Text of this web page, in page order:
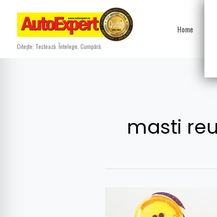
content
Citește. Testează. Întelege. Cumpără.
Home
masti